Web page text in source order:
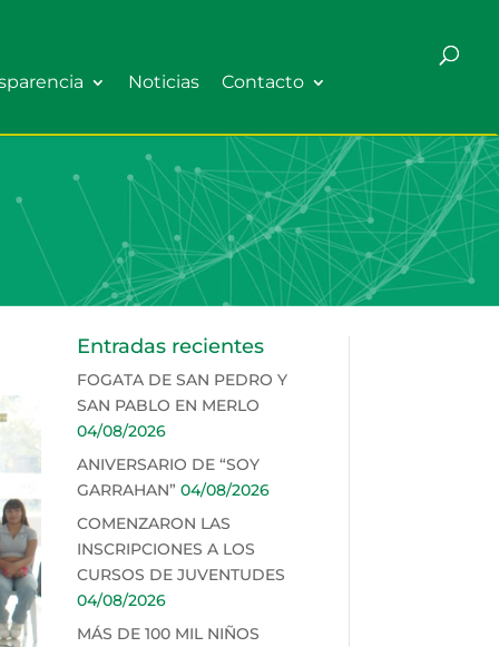
Noticias Contacto
Entradas recientes
FOGATA DE SAN PEDRO Y
SAN PABLO EN MERLO
04/08/2026
ANIVERSARIO DE “SOY
GARRAHAN” 04/08/2026
COMENZARON LAS
INSCRIPCIONES A LOS
CURSOS DE JUVENTUDES
04/08/2026
MÁS DE 100 MIL NIÑOS